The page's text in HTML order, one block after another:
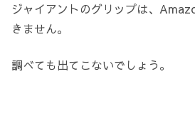
ジャイアントのグリップは、
きません。
調べても出てこないでしょう。